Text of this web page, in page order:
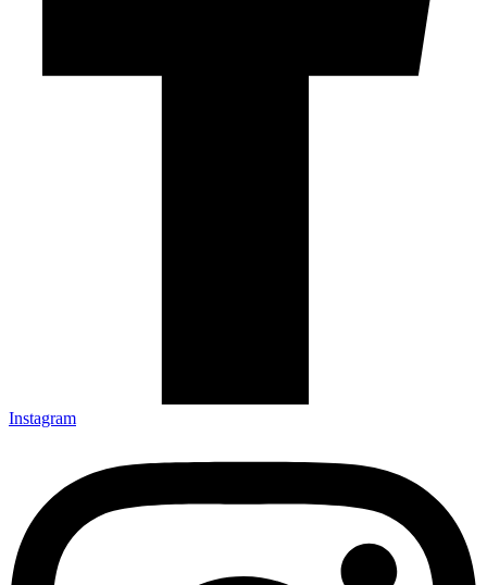
Instagram